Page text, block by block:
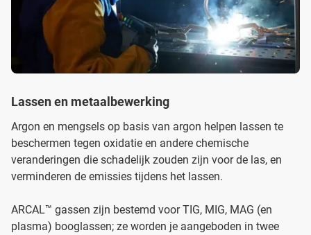
Lassen en metaalbewerking
Argon en mengsels op basis van argon helpen lassen te
beschermen tegen oxidatie en andere chemische
veranderingen die schadelijk zouden zijn voor de las, en
verminderen de emissies tijdens het lassen.
ARCAL™ gassen zijn bestemd voor TIG, MIG, MAG (en
plasma) booglassen; ze worden je aangeboden in twee